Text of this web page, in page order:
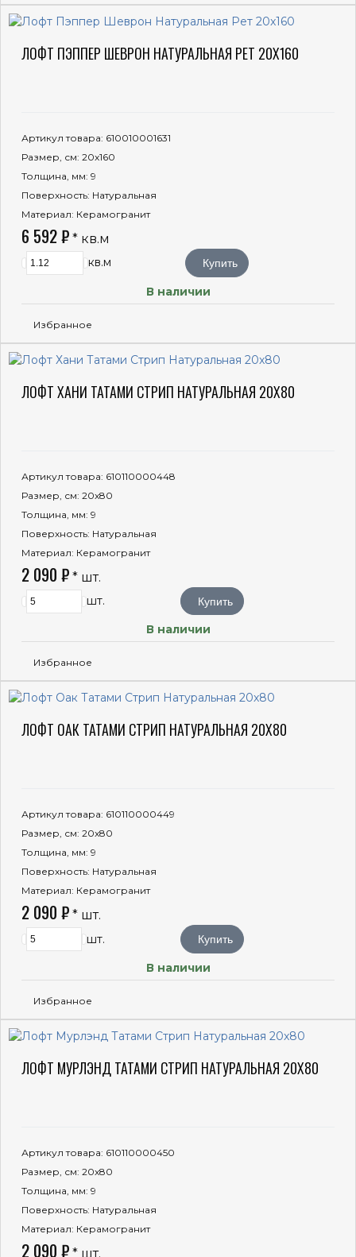
ЛОФТ ПЭППЕР ШЕВРОН НАТУРАЛЬНАЯ РЕТ 20X160
Артикул товара: 610010001631
Размер, см: 20x160
Толщина, мм: 9
Поверхность: Натуральная
Материал: Керамогранит
6 592 ₽ * кв.м
кв.м Купить
В наличии
Избранное
ЛОФТ ХАНИ ТАТАМИ СТРИП НАТУРАЛЬНАЯ 20X80
Артикул товара: 610110000448
Размер, см: 20x80
Толщина, мм: 9
Поверхность: Натуральная
Материал: Керамогранит
2 090 ₽ * шт.
шт. Купить
В наличии
Избранное
ЛОФТ ОАК ТАТАМИ СТРИП НАТУРАЛЬНАЯ 20X80
Артикул товара: 610110000449
Размер, см: 20x80
Толщина, мм: 9
Поверхность: Натуральная
Материал: Керамогранит
2 090 ₽ * шт.
шт. Купить
В наличии
Избранное
ЛОФТ МУРЛЭНД ТАТАМИ СТРИП НАТУРАЛЬНАЯ 20X80
Артикул товара: 610110000450
Размер, см: 20x80
Толщина, мм: 9
Поверхность: Натуральная
Материал: Керамогранит
2 090 ₽ * шт.